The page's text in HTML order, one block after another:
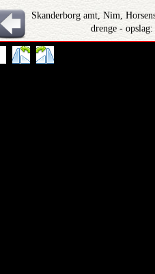
Skanderborg amt, Nim,
drenge - opslag: